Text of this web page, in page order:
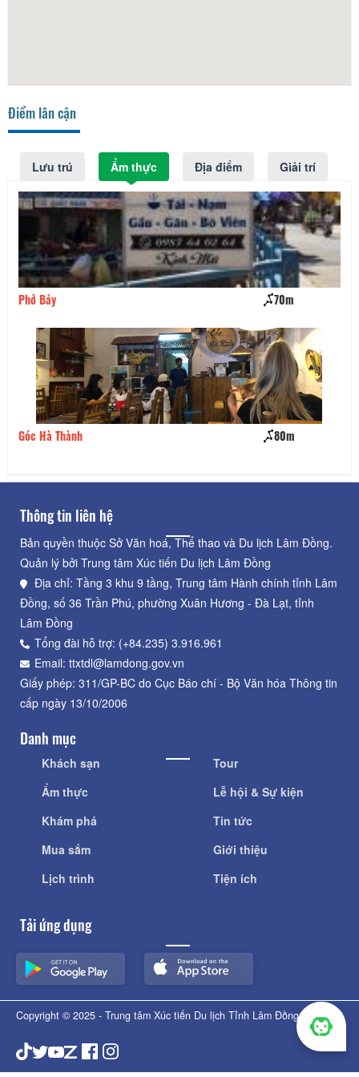
Điểm lân cận
Lưu trú Ẩm thực Địa điểm Giải trí
Phở Bảy 70m
Góc Hà Thành 80m
Thông tin liên hệ
Bản quyền thuộc Sở Văn hoá, Thể thao và Du lịch Lâm Đồng.
Quản lý bởi Trung tâm Xúc tiến Du lịch Lâm Đồng
Địa chỉ: Tầng 3 khu 9 tầng, Trung tâm Hành chính tỉnh Lâm
Đồng, số 36 Trần Phú, phường Xuân Hương - Đà Lạt, tỉnh
Lâm Đồng
Tổng đài hỗ trợ: (+84.235) 3.916.961
Email: ttxtdl@lamdong.gov.vn
Giấy phép: 311/GP-BC do Cục Báo chí - Bộ Văn hóa Thông tin
cấp ngày 13/10/2006
Danh mục
Khách sạn
Ẩm thực
Khám phá
Mua sắm
Lịch trình
Tour
Lễ hội & Sự kiện
Tin tức
Giới thiệu
Tiện ích
Tải ứng dụng
Copyright © 2025 - Trung tâm Xúc tiến Du lịch Tỉnh Lâm Đồng